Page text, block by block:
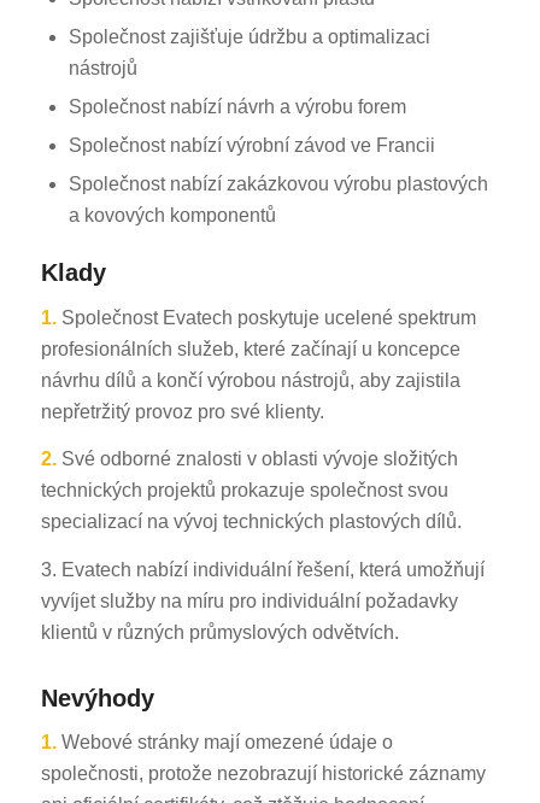
Společnost zajišťuje údržbu a optimalizaci
nástrojů
Společnost nabízí návrh a výrobu forem
Společnost nabízí výrobní závod ve Francii
Společnost nabízí zakázkovou výrobu plastových
a kovových komponentů
Klady
1.Společnost Evatech poskytuje ucelené spektrum
profesionálních služeb, které začínají u koncepce
návrhu dílů a končí výrobou nástrojů, aby zajistila
nepřetržitý provoz pro své klienty.
2.Své odborné znalosti v oblasti vývoje složitých
technických projektů prokazuje společnost svou
specializací na vývoj technických plastových dílů.
3. Evatech nabízí individuální řešení, která umožňují
vyvíjet služby na míru pro individuální požadavky
klientů v různých průmyslových odvětvích.
Nevýhody
1.Webové stránky mají omezené údaje o
společnosti, protože nezobrazují historické záznamy